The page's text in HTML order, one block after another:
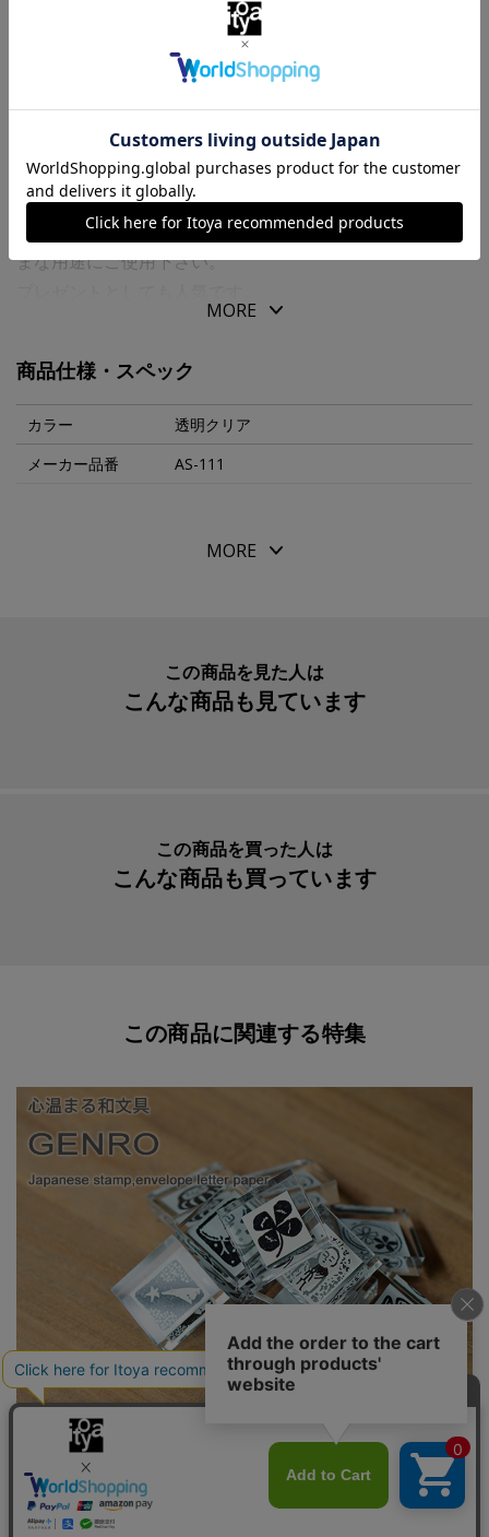
返品・交換について
商品の特徴
日本の四季折々の花や風物詩などの印です。
御進物に一言添えたり、お手紙のワンポイントなどさまざ
まな用途にご使用下さい。
インクパッドは別売りです。
MORE
商品仕様・スペック
カラー
透明クリア
メーカー品番
AS-111
MORE
この商品を見た人は
こんな商品も見ています
この商品を買った人は
こんな商品も買っています
この商品に関連する特集
心あたたまる「玄廬（げんろ）」の和文具